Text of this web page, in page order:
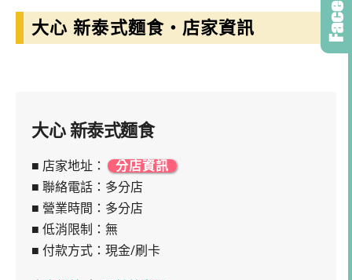
大心 新泰式麵食・店家資訊
大心 新泰式麵食
■ 店家地址： 分店資訊
■ 聯絡電話：多分店
■ 營業時間：多分店
■ 低消限制：無
■ 付款方式：現金/刷卡